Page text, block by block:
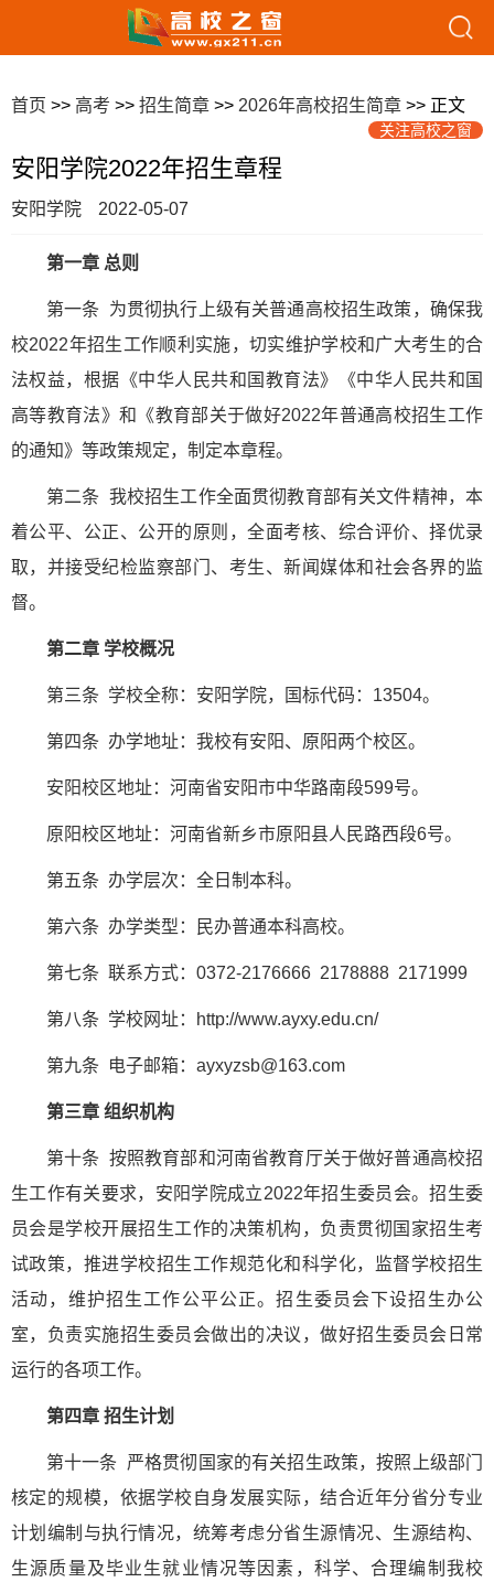
首页 >> 高考 >> 招生简章 >> 2026年高校招生简章 >> 正文
关注高校之窗
安阳学院2022年招生章程
安阳学院 2022-05-07
第一章 总则
第一条 为贯彻执行上级有关普通高校招生政策，确保我
校2022年招生工作顺利实施，切实维护学校和广大考生的合
法权益，根据《中华人民共和国教育法》《中华人民共和国
高等教育法》和《教育部关于做好2022年普通高校招生工作
的通知》等政策规定，制定本章程。
第二条 我校招生工作全面贯彻教育部有关文件精神，本
着公平、公正、公开的原则，全面考核、综合评价、择优录
取，并接受纪检监察部门、考生、新闻媒体和社会各界的监
督。
第二章 学校概况
第三条 学校全称：安阳学院，国标代码：13504。
第四条 办学地址：我校有安阳、原阳两个校区。
安阳校区地址：河南省安阳市中华路南段599号。
原阳校区地址：河南省新乡市原阳县人民路西段6号。
第五条 办学层次：全日制本科。
第六条 办学类型：民办普通本科高校。
第七条 联系方式：0372-2176666 2178888 2171999
第八条 学校网址：http://www.ayxy.edu.cn/
第九条 电子邮箱：ayxyzsb@163.com
第三章 组织机构
第十条 按照教育部和河南省教育厅关于做好普通高校招
生工作有关要求，安阳学院成立2022年招生委员会。招生委
员会是学校开展招生工作的决策机构，负责贯彻国家招生考
试政策，推进学校招生工作规范化和科学化，监督学校招生
活动，维护招生工作公平公正。招生委员会下设招生办公
室，负责实施招生委员会做出的决议，做好招生委员会日常
运行的各项工作。
第四章 招生计划
第十一条 严格贯彻国家的有关招生政策，按照上级部门
核定的规模，依据学校自身发展实际，结合近年分省分专业
计划编制与执行情况，统筹考虑分省生源情况、生源结构、
生源质量及毕业生就业情况等因素，科学、合理编制我校